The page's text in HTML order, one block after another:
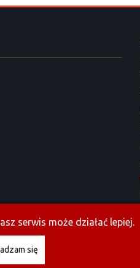
serwis może działać lepiej.
się